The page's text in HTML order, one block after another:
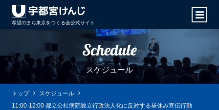
希望のまち東京をつくる会公式サイト
Schedule
スケジュール
トップ
スケジュール
11:00-12:00 都立公社病院独立行政法人化に反対する昼休み宣伝行動